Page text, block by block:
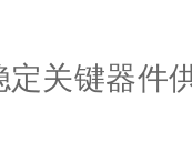
定关键器件